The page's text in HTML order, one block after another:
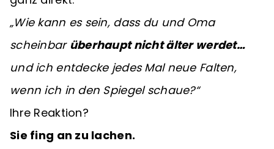
„Wie kann es sein, dass du und Oma
scheinbar überhaupt nicht älter werdet…
und ich entdecke jedes Mal neue Falten,
wenn ich in den Spiegel schaue?“
Ihre Reaktion?
Sie fing an zu lachen.